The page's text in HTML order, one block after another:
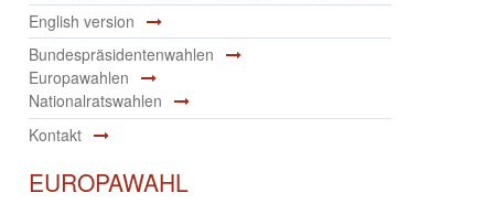
English version
Bundespräsidentenwahlen
Europawahlen
Nationalratswahlen
Kontakt
EUROPAWAHL